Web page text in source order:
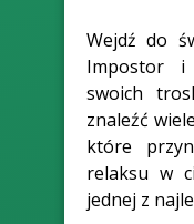
Wejdź do
Impostor i
swoich
znaleźć
które
relaksu w
jednej z